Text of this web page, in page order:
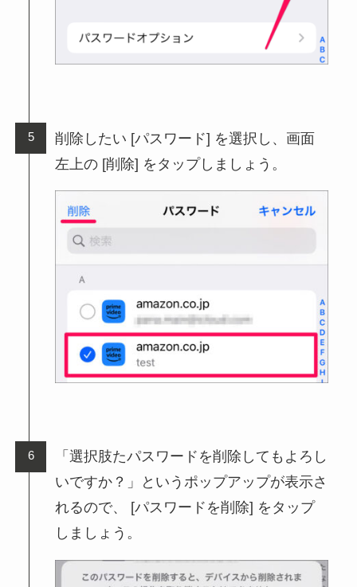
削除したい [パスワード] を選択し、画面
左上の [削除] をタップしましょう。
「選択肢たパスワードを削除してもよろし
いですか？」というポップアップが表示さ
れるので、 [パスワードを削除] をタップ
しましょう。